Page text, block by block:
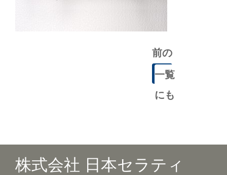
前の
記事
一覧
にも
株式会社 日本セラティ